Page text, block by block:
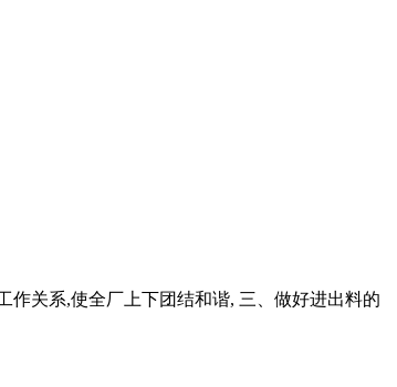
作关系,使全厂上下团结和谐, 三、做好进出料的